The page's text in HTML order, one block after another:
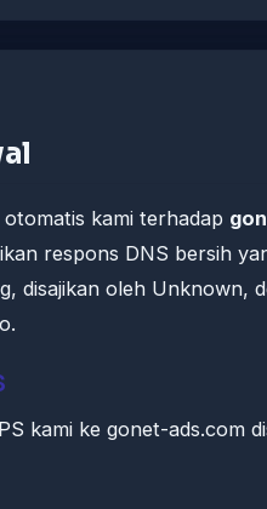
kami terhadap
respons DNS bersih
disajikan oleh Unknown,
kami ke gonet-ads.com